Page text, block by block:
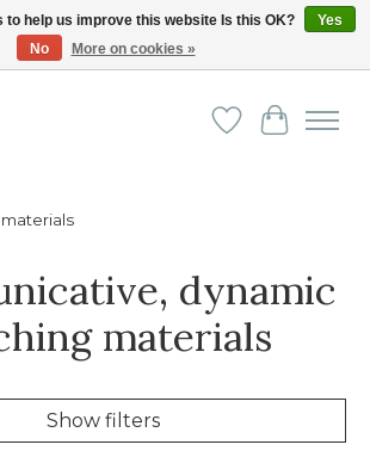
- Delivery in Europe and beyond
WishlistCart
dynamic
materials
Show filters
to help us improve this website Is this OK?
Yes
No
More on cookies »